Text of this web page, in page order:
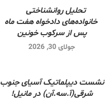
تحلیل روانشناختی
خانواده‌های دادخواه هفت ماه
پس از سرکوب خونین
جولای 30, 2026
نشست دیپلماتیک آسیای جنوب
شرقی‌(آ.سه.آن) در مانیل!